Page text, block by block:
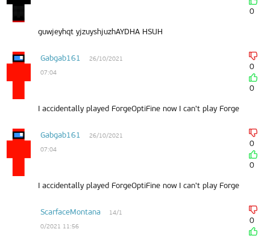
0
guwjeyhqt yjzuyshjuzhAYDHA HSUH
Gabgab161
26/10/2021
07:04
0
0
I accidentally played ForgeOptiFine now I can't play Forge
Gabgab161
26/10/2021
07:04
0
0
I accidentally played ForgeOptiFine now I can't play Forge
ScarfaceMontana
14/1
0/2021 11:56
0